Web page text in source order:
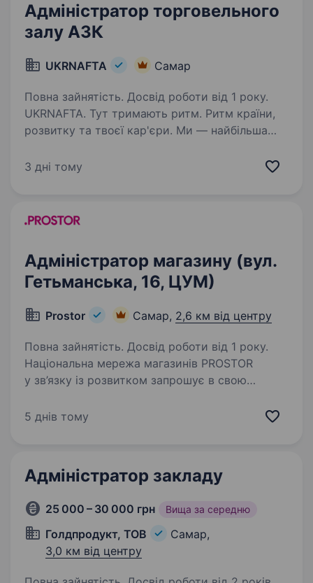
Адміністратор торговельного
залу АЗК
UKRNAFTA Самар
Повна зайнятість. Досвід роботи від 1 року.
UKRNAFTA. Тут тримають ритм. Ритм країни,
розвитку та твоєї кар'єри. Ми — найбільша
це 2 000+ свердловин, майже 700 сучасних
3 дні тому
Адміністратор магазину (вул.
Гетьманська, 16, ЦУМ)
Prostor Самар, 2,6 км від центру
Повна зайнятість. Досвід роботи від 1 року.
Національна мережа магазинів PROSTOR
у зв’язку із розвитком запрошує в свою
Новомосковськ, вул. Гетьманська, 16 (ЦУМ) .
5 днів тому
Адміністратор закладу
25 000 – 30 000 грн Вища за середню
Голдпродукт, ТОВ
Самар,
3,0 км від центру